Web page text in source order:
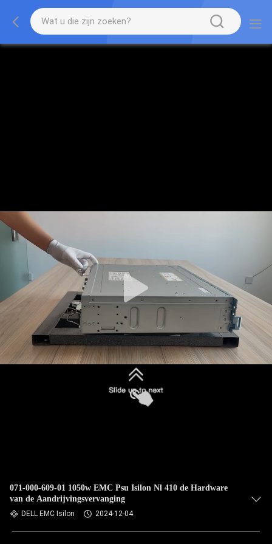
071-000-609-01 1050w EMC Psu Isilon Nl 410 de Hardware
van de Aandrijvingsvervanging
DELL EMC Isilon 2024-12-04